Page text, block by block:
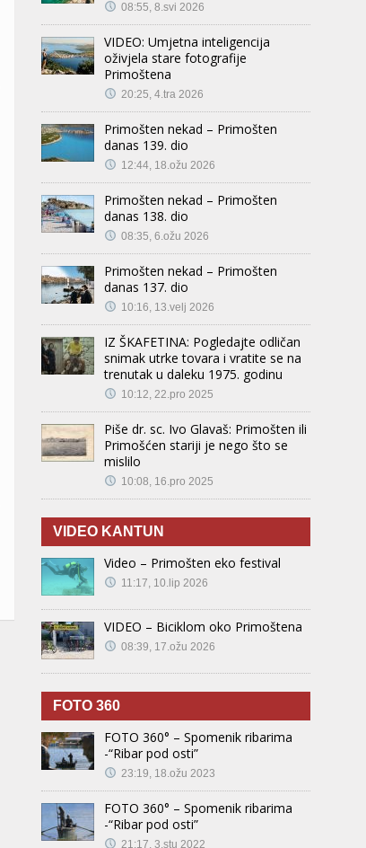
08:55, 8.svi 2026
VIDEO: Umjetna inteligencija
oživjela stare fotografije
Primoštena
20:25, 4.tra 2026
Primošten nekad – Primošten
danas 139. dio
12:44, 18.ožu 2026
Primošten nekad – Primošten
danas 138. dio
08:35, 6.ožu 2026
Primošten nekad – Primošten
danas 137. dio
10:16, 13.velj 2026
IZ ŠKAFETINA: Pogledajte odličan
snimak utrke tovara i vratite se na
trenutak u daleku 1975. godinu
10:12, 22.pro 2025
Piše dr. sc. Ivo Glavaš: Primošten ili
Primošćen stariji je nego što se
mislilo
10:08, 16.pro 2025
VIDEO KANTUN
Video – Primošten eko festival
11:17, 10.lip 2026
VIDEO – Biciklom oko Primoštena
08:39, 17.ožu 2026
FOTO 360
FOTO 360° – Spomenik ribarima
-“Ribar pod osti”
23:19, 18.ožu 2023
FOTO 360° – Spomenik ribarima
-“Ribar pod osti”
21:17, 3.stu 2022